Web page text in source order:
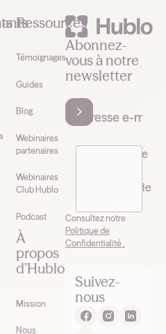
Ressources
Témoignages
Guides
Blog
Webinaires
partenaires
Webinaires
Club Hublo
Podcast
À
propos
d’Hublo
Mission
Nous
Abonnez-
vous à notre
newsletter
J’accepte de
newsletter de
Consultez notre
Politique de
Confidentialité .
Suivez-
nous